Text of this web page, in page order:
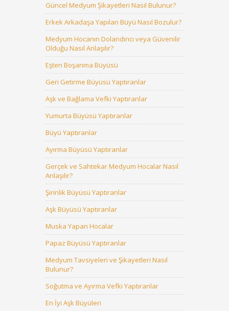
Güncel Medyum Şikayetleri Nasıl Bulunur?
Erkek Arkadaşa Yapılan Büyü Nasıl Bozulur?
Medyum Hocanın Dolandırıcı veya Güvenilir
Olduğu Nasıl Anlaşılır?
Eşten Boşanma Büyüsü
Geri Getirme Büyüsü Yaptıranlar
Aşk ve Bağlama Vefki Yaptıranlar
Yumurta Büyüsü Yaptıranlar
Büyü Yaptıranlar
Ayırma Büyüsü Yaptıranlar
Gerçek ve Sahtekar Medyum Hocalar Nasıl
Anlaşılır?
Şirinlik Büyüsü Yaptıranlar
Aşk Büyüsü Yaptıranlar
Muska Yapan Hocalar
Papaz Büyüsü Yaptıranlar
Medyum Tavsiyeleri ve Şikayetleri Nasıl
Bulunur?
Soğutma ve Ayırma Vefki Yaptıranlar
En İyi Aşk Büyüleri